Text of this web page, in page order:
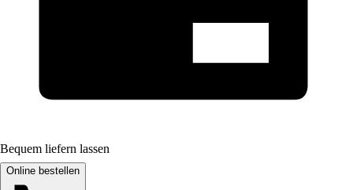
Bequem liefern lassen
Online bestellen